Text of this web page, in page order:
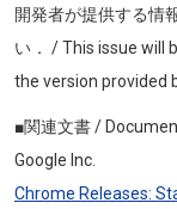
開発者が提供する情
い． / This issue will
the version provided
■関連文書 /
Google Inc.
Chrome Releases: